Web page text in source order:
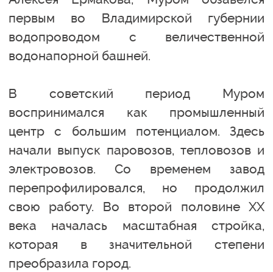
первым во Владимирской губернии
водопроводом с величественной
водонапорной башней.
В советский период Муром
воспринимался как промышленный
центр с большим потенциалом. Здесь
начали выпуск паровозов, тепловозов и
электровозов. Со временем завод
перепрофилировался, но продолжил
свою работу. Во второй половине ХХ
века началась масштабная стройка,
которая в значительной степени
преобразила город.